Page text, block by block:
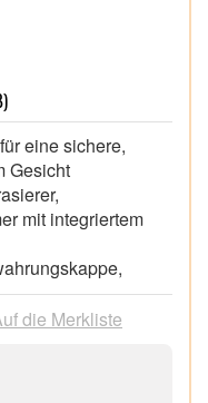
für eine sichere,
Gesicht
mit integriertem
die Merkliste